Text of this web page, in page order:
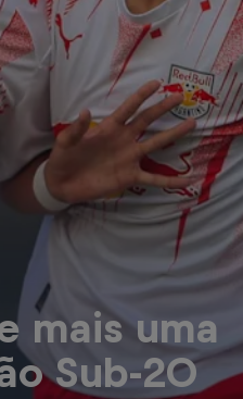
mais uma
Sub-20